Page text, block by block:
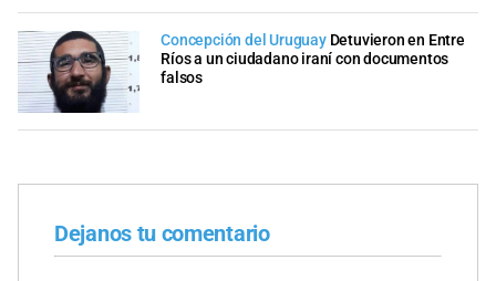
Concepción del Uruguay Detuvieron en Entre
Ríos a un ciudadano iraní con documentos
falsos
Dejanos tu comentario